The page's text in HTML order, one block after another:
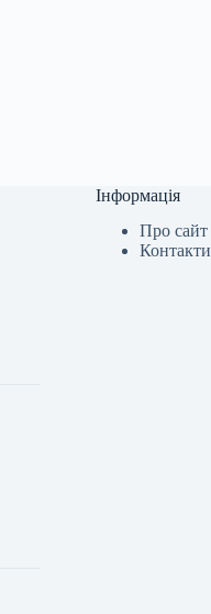
Інформація
Про сайт
Контакти